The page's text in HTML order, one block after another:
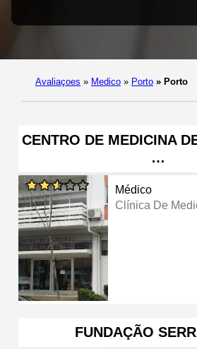
Avaliaçoes » Medico » Porto » Porto
CENTRO DE MEDICINA
…
Médico
Clínica De
FUNDAÇÃO